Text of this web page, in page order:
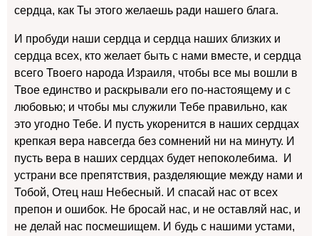
сердца, как Ты этого желаешь ради нашего блага.
И пробуди наши сердца и сердца наших близких и
сердца всех, кто желает быть с нами вместе, и сердца
всего Твоего народа Израиля, чтобы все мы вошли в
Твое единство и раскрывали его по-настоящему и с
любовью; и чтобы мы служили Тебе правильно, как
это угодно Тебе. И пусть укоренится в наших сердцах
крепкая вера навсегда без сомнений ни на минуту. И
пусть вера в наших сердцах будет непоколебима. И
устрани все препятствия, разделяющие между нами и
Тобой, Отец наш Небесный. И спасай нас от всех
препон и ошибок. Не бросай нас, и не оставляй нас, и
не делай нас посмешищем. И будь с нашими устами,